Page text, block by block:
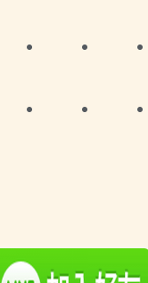
● ● ●
● ● ●